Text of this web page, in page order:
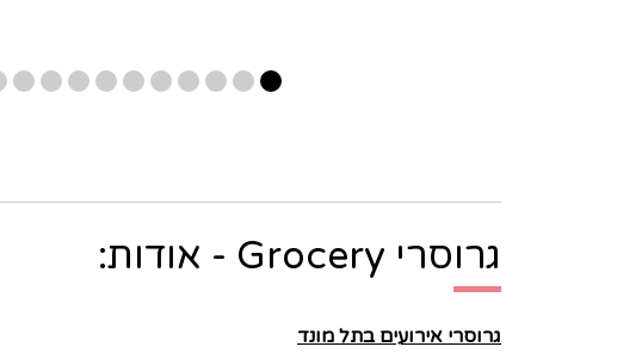
גרוסרי Grocery - אודות:
גרוסרי אירועים בתל מונד